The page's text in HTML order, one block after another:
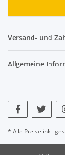
Versand- und
Allgemeine
* Alle Preise inkl.